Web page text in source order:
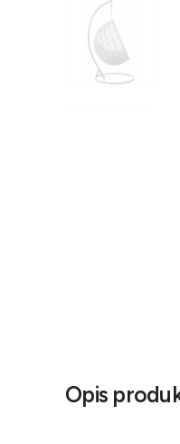
Opis